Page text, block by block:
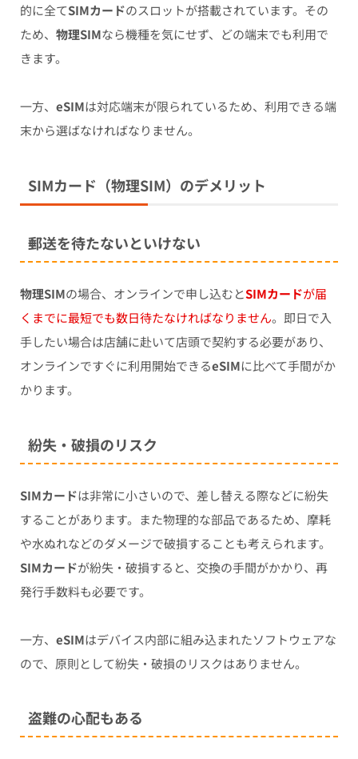
的に全てSIMカードのスロットが搭載されています。その
ため、 物理SIMなら機種を気にせず、どの端末でも利用で
きます。
一方、 eSIMは対応端末が限られているため、利用できる端
末から選ばなければなりません。
SIMカード（物理SIM）のデメリット
郵送を待たないといけない
物理SIMの場合、オンラインで申し込むとSIMカードが届
くまでに最短でも数日待たなければなりません。即日で入
手したい場合は店舗に赴いて店頭で契約する必要があり、
オンラインですぐに利用開始できるeSIMに比べて手間がか
かります。
紛失・破損のリスク
SIMカードは非常に小さいので、差し替える際などに紛失
することがあります。また物理的な部品であるため、摩耗
や水ぬれなどのダメージで破損することも考えられます。
SIMカードが紛失・破損すると、交換の手間がかかり、再
発行手数料も必要です。
一方、 eSIMはデバイス内部に組み込まれたソフトウェアな
ので、原則として紛失・破損のリスクはありません。
盗難の心配もある